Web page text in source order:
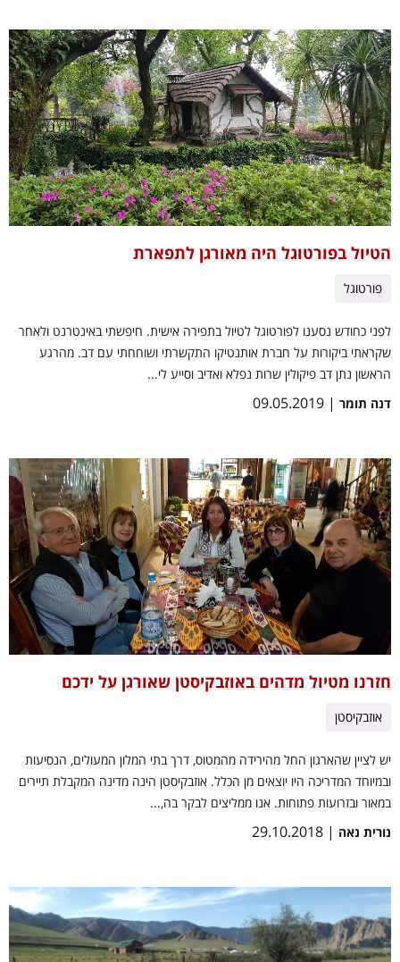
הטיול בפורטוגל היה מאורגן לתפארת
פורטוגל
לפני כחודש נסענו לפורטוגל לטיול בתפירה אישית. חיפשתי באינטרנט ולאחר
שקראתי ביקורות על חברת אותנטיקו התקשרתי ושוחחתי עם דב. מהרגע
הראשון נתן דב פיקולין שרות נפלא ואדיב וסייע לי...
דנה תומר | 09.05.2019
חזרנו מטיול מדהים באוזבקיסטן שאורגן על ידכם
אוזבקיסטן
יש לציין שהארגון החל מהירידה מהמטוס, דרך בתי המלון המעולים, הנסיעות
ובמיוחד המדריכה היו יוצאים מן הכלל. אוזבקיסטן הינה מדינה המקבלת תיירים
במאור ובזרועות פתוחות. אנו ממליצים לבקר בה,...
נורית נאה | 29.10.2018